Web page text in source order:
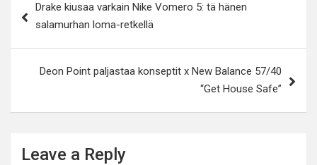
navigation
Drake kiusaa varkain Nike Vomero 5: tä hänen
salamurhan loma-retkellä
Deon Point paljastaa konseptit x New Balance 57/40
“Get House Safe”
Leave a Reply